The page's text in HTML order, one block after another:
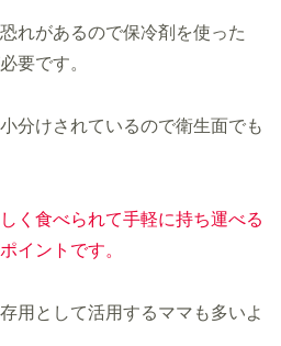
れがあるので保冷剤を使った
要です。
分けされているので衛生面でも
く食べられて手軽に持ち運べる
イントです。
用として活用するママも多いよ